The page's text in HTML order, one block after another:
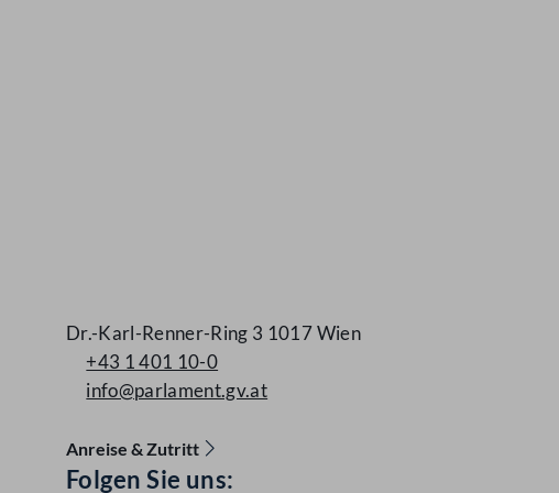
Accessibility Menu anzeigen
Dr.-Karl-Renner-Ring 3 1017 Wien
+43 1 401 10-0
info@parlament.gv.at
Anreise & Zutritt
Folgen Sie uns: